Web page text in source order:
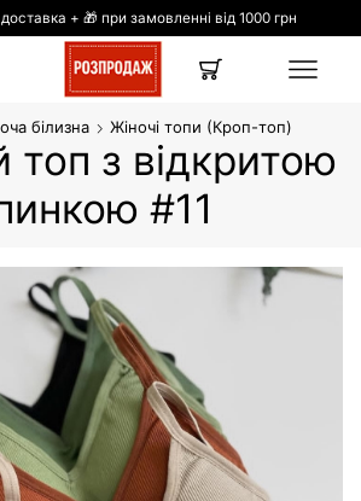
+ 🎁 при замовленні від 1000 грн
білизна Жіночі топи (Кроп-топ)
топ з відкритою
#11